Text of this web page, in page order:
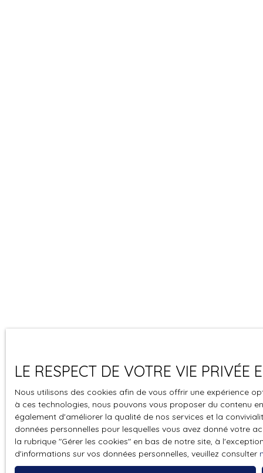
LE RESPECT DE VOTRE VIE PRIVÉE
Nous utilisons des cookies afin de vous offrir une expérience
à ces technologies, nous pouvons vous proposer du contenu
également d'améliorer la qualité de nos services et la
données personnelles pour lesquelles vous avez donné votre
la rubrique ″Gérer les cookies″ en bas de notre site, à
d'informations sur vos données personnelles, veuillez consulter